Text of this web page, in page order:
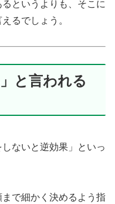
というよりも、そこに
るでしょう。
と言われる
ないと逆効果」といっ
で細かく決めるよう指